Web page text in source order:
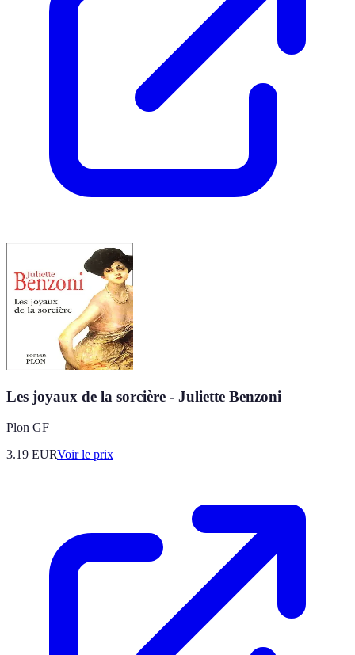
Les joyaux de la sorcière - Juliette Benzoni
Plon GF
3.19 EURVoir le prix